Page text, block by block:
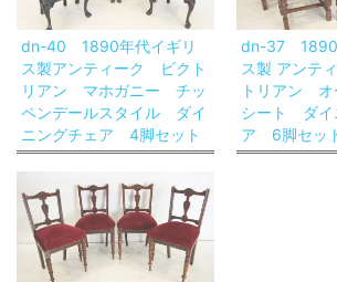
dn-40 1890年代イギリ
ス製アンティーク ビクト
リアン マホガニー チッ
ペンデールスタイル ダイ
ニングチェア 4脚セット
dn-37 1890
ス製 アンテ
トリアン
シート ダイ
ア 6脚セッ